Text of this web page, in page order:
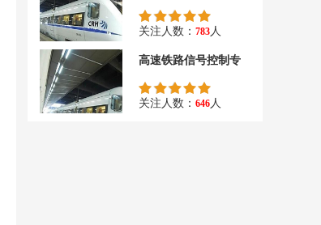
关注人数： 783人
高速铁路信号控制专
关注人数： 646人